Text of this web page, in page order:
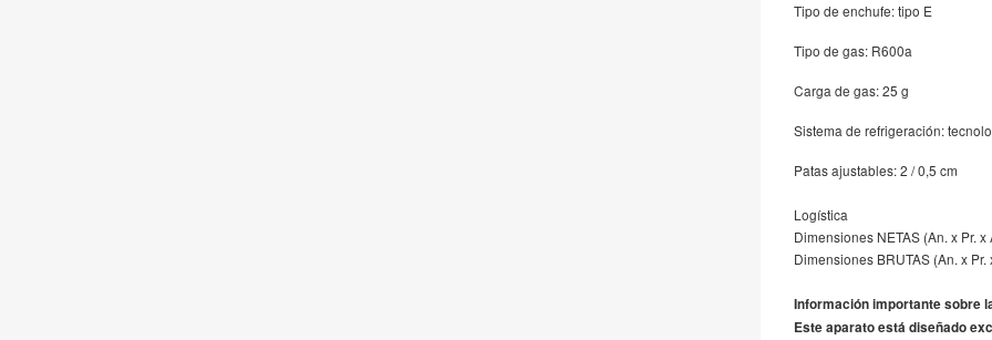
Tipo de enchufe: tipo E
Tipo de gas: R600a
Carga de gas: 25 g
Sistema de refrigeración:
Patas ajustables: 2 / 0,5 cm
Logística
Dimensiones NETAS (An. x Pr.
Dimensiones BRUTAS (An. x
Información importante sobre
Este aparato está diseñado